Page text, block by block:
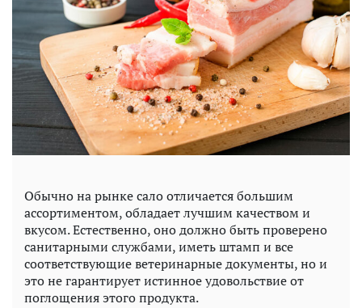
Обычно на рынке сало отличается большим
ассортиментом, обладает лучшим качеством и
вкусом. Естественно, оно должно быть проверено
санитарными службами, иметь штамп и все
соответствующие ветеринарные документы, но и
это не гарантирует истинное удовольствие от
поглощения этого продукта.